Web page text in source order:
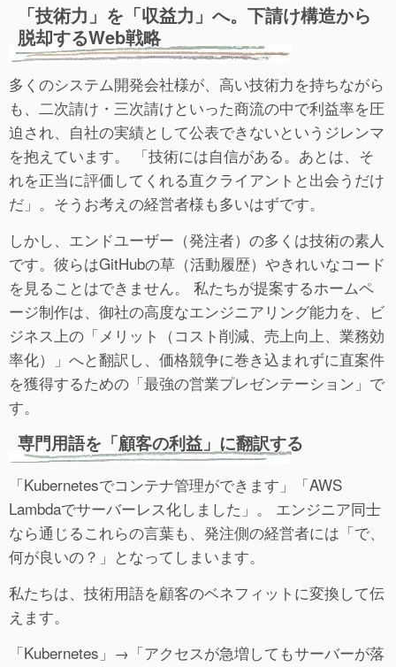
「技術力」を「収益力」へ。下請け構造から
脱却するWeb戦略
多くのシステム開発会社様が、高い技術力を持ちながら
も、二次請け・三次請けといった商流の中で利益率を圧
迫され、自社の実績として公表できないというジレンマ
を抱えています。 「技術には自信がある。あとは、そ
れを正当に評価してくれる直クライアントと出会うだけ
だ」。そうお考えの経営者様も多いはずです。
しかし、エンドユーザー（発注者）の多くは技術の素人
です。彼らはGitHubの草（活動履歴）やきれいなコード
を見ることはできません。 私たちが提案するホームペ
ージ制作は、御社の高度なエンジニアリング能力を、ビ
ジネス上の「メリット（コスト削減、売上向上、業務効
率化）」へと翻訳し、価格競争に巻き込まれずに直案件
を獲得するための「最強の営業プレゼンテーション」で
す。
専門用語を「顧客の利益」に翻訳する
「Kubernetesでコンテナ管理ができます」「AWS
Lambdaでサーバーレス化しました」。 エンジニア同士
なら通じるこれらの言葉も、発注側の経営者には「で、
何が良いの？」となってしまいます。
私たちは、技術用語を顧客のベネフィットに変換して伝
えます。
「Kubernetes」→「アクセスが急増してもサーバーが落